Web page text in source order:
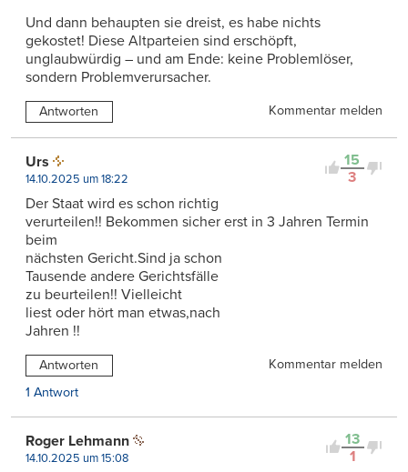
Und dann behaupten sie dreist, es habe nichts
gekostet! Diese Altparteien sind erschöpft,
unglaubwürdig – und am Ende: keine Problemlöser,
sondern Problemverursacher.
Antworten Kommentar melden
15
3
Urs
14.10.2025 um 18:22
Der Staat wird es schon richtig
verurteilen!! Bekommen sicher erst in 3 Jahren Termin
beim
nächsten Gericht.Sind ja schon
Tausende andere Gerichtsfälle
zu beurteilen!! Vielleicht
liest oder hört man etwas,nach
Jahren !!
Antworten
Kommentar melden
1 Antwort
13
1
Roger Lehmann
14.10.2025 um 15:08